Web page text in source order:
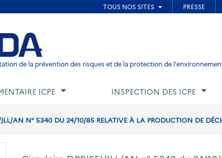
de page
de la prévention des risques et de la protection de
ICPE INSPECTION DES ICPE
JLL/AN N° 5340 DU 24/10/85 RELATIVE À LA PRODUCTION DE